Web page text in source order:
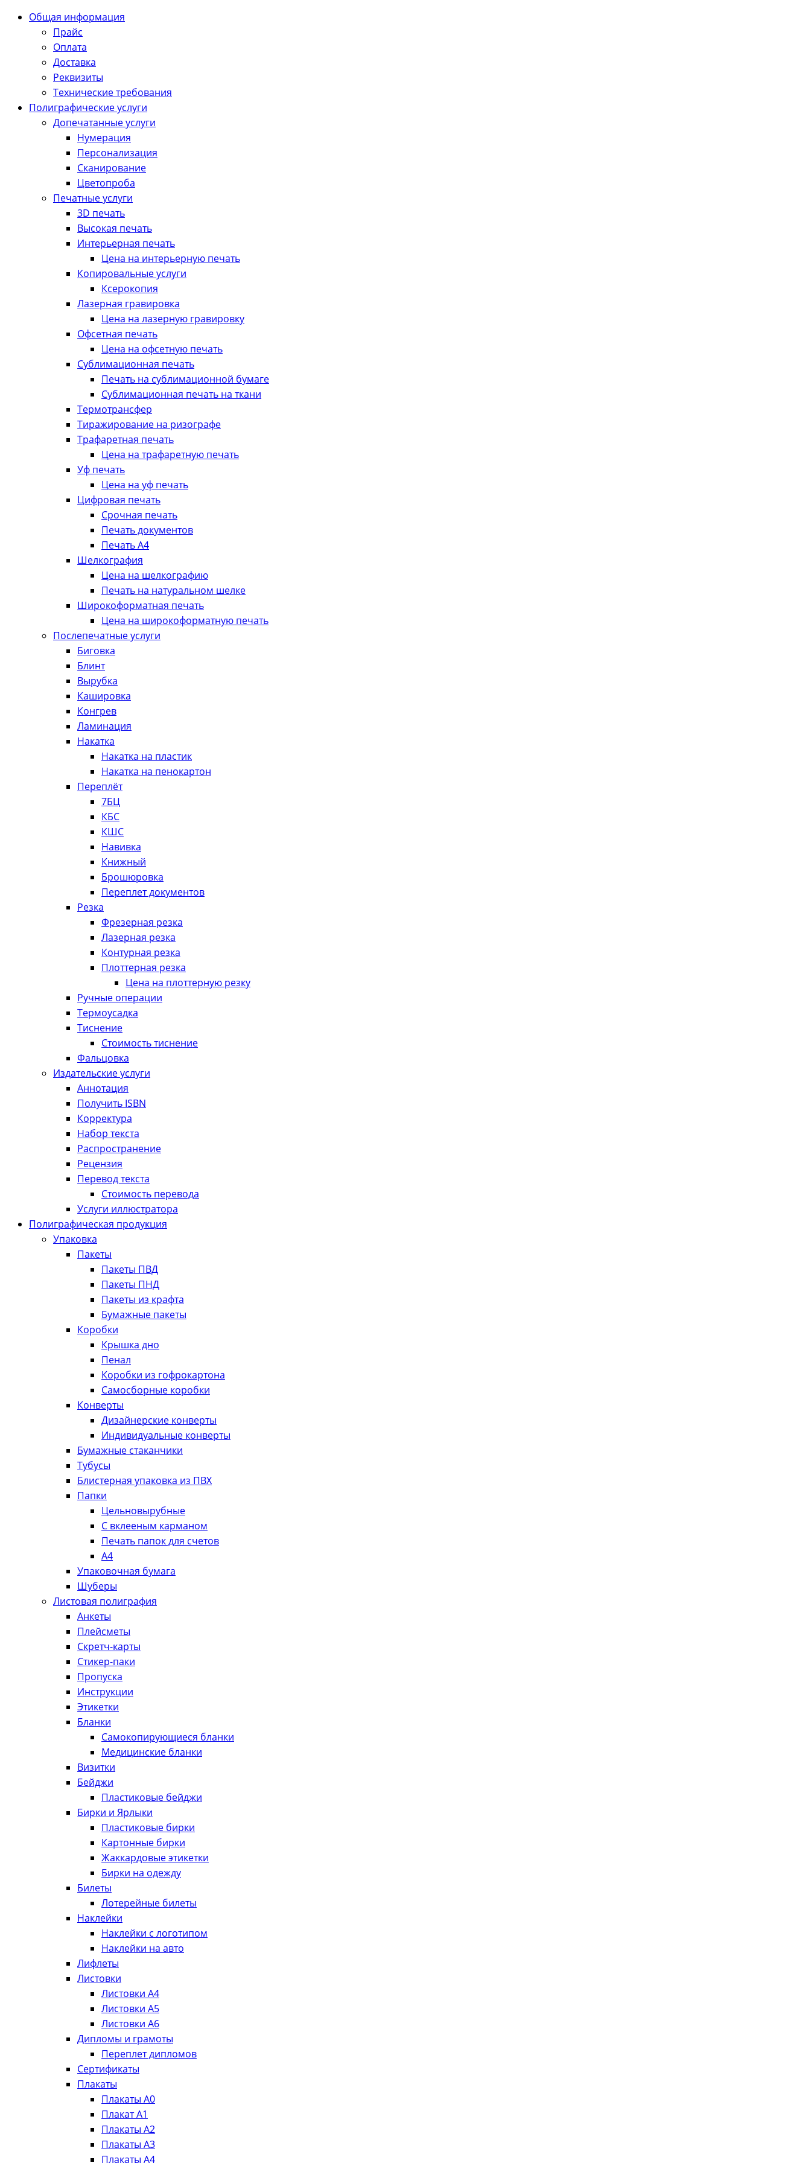
Общая информация
Прайс
Оплата
Доставка
Реквизиты
Технические требования
Полиграфические услуги
Допечатанные услуги
Нумерация
Персонализация
Сканирование
Цветопроба
Печатные услуги
3D печать
Высокая печать
Интерьерная печать
Цена на интерьерную печать
Копировальные услуги
Ксерокопия
Лазерная гравировка
Цена на лазерную гравировку
Офсетная печать
Цена на офсетную печать
Сублимационная печать
Печать на сублимационной бумаге
Сублимационная печать на ткани
Термотрансфер
Тиражирование на ризографе
Трафаретная печать
Цена на трафаретную печать
Уф печать
Цена на уф печать
Цифровая печать
Срочная печать
Печать документов
Печать А4
Шелкография
Цена на шелкографию
Печать на натуральном шелке
Широкоформатная печать
Цена на широкоформатную печать
Послепечатные услуги
Биговка
Блинт
Вырубка
Кашировка
Конгрев
Ламинация
Накатка
Накатка на пластик
Накатка на пенокартон
Переплёт
7БЦ
КБС
КШС
Навивка
Книжный
Брошюровка
Переплет документов
Резка
Фрезерная резка
Лазерная резка
Контурная резка
Плоттерная резка
Цена на плоттерную резку
Ручные операции
Термоусадка
Тиснение
Стоимость тиснение
Фальцовка
Издательские услуги
Аннотация
Получить ISBN
Корректура
Набор текста
Распространение
Рецензия
Перевод текста
Стоимость перевода
Услуги иллюстратора
Полиграфическая продукция
Упаковка
Пакеты
Пакеты ПВД
Пакеты ПНД
Пакеты из крафта
Бумажные пакеты
Коробки
Крышка дно
Пенал
Коробки из гофрокартона
Самосборные коробки
Конверты
Дизайнерские конверты
Индивидуальные конверты
Бумажные стаканчики
Тубусы
Блистерная упаковка из ПВХ
Папки
Цельновырубные
С вклееным карманом
Печать папок для счетов
А4
Упаковочная бумага
Шуберы
Листовая полиграфия
Анкеты
Плейсметы
Скретч-карты
Стикер-паки
Пропуска
Инструкции
Этикетки
Бланки
Самокопирующиеся бланки
Медицинские бланки
Визитки
Бейджи
Пластиковые бейджи
Бирки и Ярлыки
Пластиковые бирки
Картонные бирки
Жаккардовые этикетки
Бирки на одежду
Билеты
Лотерейные билеты
Наклейки
Наклейки с логотипом
Наклейки на авто
Лифлеты
Листовки
Листовки А4
Листовки А5
Листовки А6
Дипломы и грамоты
Переплет дипломов
Сертификаты
Плакаты
Плакаты А0
Плакат А1
Плакаты А2
Плакаты А3
Плакаты А4